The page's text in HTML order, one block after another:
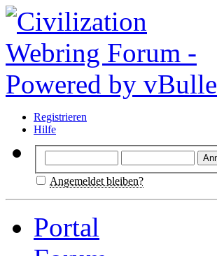
Registrieren
Hilfe
Angemeldet bleiben?
Portal